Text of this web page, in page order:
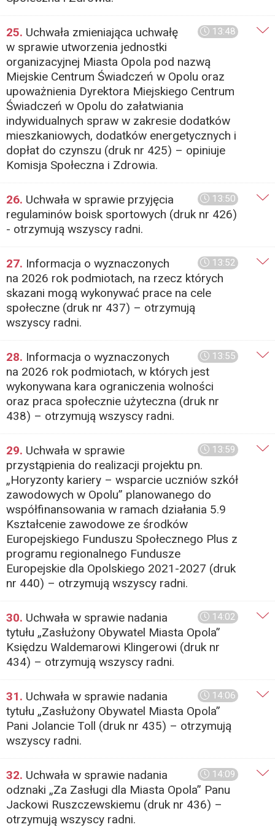
13:48
25. Uchwała zmieniająca uchwałę
w sprawie utworzenia jednostki
organizacyjnej Miasta Opola pod nazwą
Miejskie Centrum Świadczeń w Opolu oraz
upoważnienia Dyrektora Miejskiego Centrum
Świadczeń w Opolu do załatwiania
indywidualnych spraw w zakresie dodatków
mieszkaniowych, dodatków energetycznych i
dopłat do czynszu (druk nr 425) – opiniuje
Komisja Społeczna i Zdrowia.
13:50
26. Uchwała w sprawie przyjęcia
regulaminów boisk sportowych (druk nr 426)
- otrzymują wszyscy radni.
13:52
27. Informacja o wyznaczonych
na 2026 rok podmiotach, na rzecz których
skazani mogą wykonywać prace na cele
społeczne (druk nr 437) – otrzymują
wszyscy radni.
13:55
28. Informacja o wyznaczonych
na 2026 rok podmiotach, w których jest
wykonywana kara ograniczenia wolności
oraz praca społecznie użyteczna (druk nr
438) – otrzymują wszyscy radni.
13:59
29. Uchwała w sprawie
przystąpienia do realizacji projektu pn.
„Horyzonty kariery – wsparcie uczniów szkół
zawodowych w Opolu” planowanego do
współfinansowania w ramach działania 5.9
Kształcenie zawodowe ze środków
Europejskiego Funduszu Społecznego Plus z
programu regionalnego Fundusze
Europejskie dla Opolskiego 2021-2027 (druk
nr 440) – otrzymują wszyscy radni.
14:02
30. Uchwała w sprawie nadania
tytułu „Zasłużony Obywatel Miasta Opola”
Księdzu Waldemarowi Klingerowi (druk nr
434) – otrzymują wszyscy radni.
14:06
31. Uchwała w sprawie nadania
tytułu „Zasłużony Obywatel Miasta Opola”
Pani Jolancie Toll (druk nr 435) – otrzymują
wszyscy radni.
14:09
32. Uchwała w sprawie nadania
odznaki „Za Zasługi dla Miasta Opola” Panu
Jackowi Ruszczewskiemu (druk nr 436) –
otrzymują wszyscy radni.